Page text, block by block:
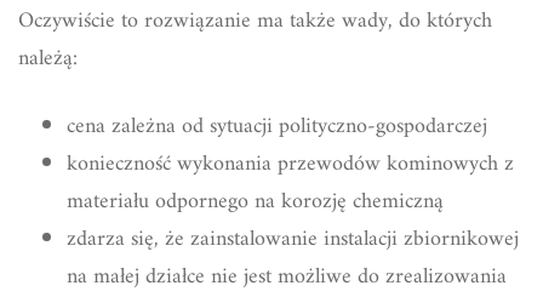
Oczywiście to rozwiązanie ma także wady, do których
należą:
cena zależna od sytuacji polityczno-gospodarczej
konieczność wykonania przewodów kominowych z
materiału odpornego na korozję chemiczną
zdarza się, że zainstalowanie instalacji zbiornikowej
na małej działce nie jest możliwe do zrealizowania